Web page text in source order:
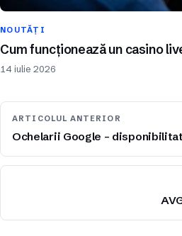
NOUTĂȚI
Cum funcționează un casino
14 iulie 2026
ARTICOLUL ANTERIOR
Ochelarii Google –